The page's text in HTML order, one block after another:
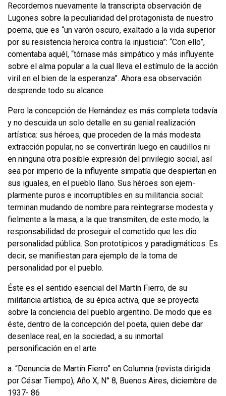
Recordemos nuevamente la transcripta observación de
Lugones sobre la pe­culiaridad del protagonista de nuestro
poema, que es “un varón oscuro, exalta­do a la vida superior
por su resistencia heroica contra la injusticia”: “Con ello”,
comentaba aquél, “tórnase más simpático y más influyente
sobre el alma popu­lar a la cual lleva el estímulo de la acción
viril en el bien de la esperanza”. Ahora esa observación
desprende todo su alcance.
Pero la concepción de Hernández es más completa todavía
y no descuida un solo detalle en su genial realización
artística: sus héroes, que proceden de la más modesta
extracción popular, no se convertirán luego en caudillos ni
en ninguna otra posible expresión del privilegio social, así
sea por imperio de la influyente simpatía que despiertan en
sus iguales, en el pueblo llano. Sus héroes son ejem­
plarmente puros e incorruptibles en su militancia social:
terminan mudando de nombre para reintegrarse modesta y
fielmente a la masa, a la que transmiten, de este modo, la
responsabilidad de proseguir el cometido que les dio
personalidad pública. Son prototípicos y paradigmáticos. Es
decir, se manifiestan para ejem­plo de la toma de
personalidad por el pueblo.
Éste es el sentido esencial del Martín Fierro, de su
militancia artística, de su épica activa, que se proyecta
sobre la conciencia del pueblo argentino. De modo que es
éste, dentro de la concepción del poeta, quien debe dar
desenlace real, en la sociedad, a su inmortal
personificación en el arte.
a. “Denuncia de Martín Fierro” en Columna (revista dirigida
por César Tiempo), Año X, N° 8, Buenos Aires, diciembre de
1937- 86